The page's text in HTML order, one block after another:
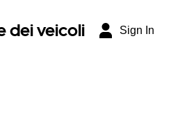
dei veicoli Sign In